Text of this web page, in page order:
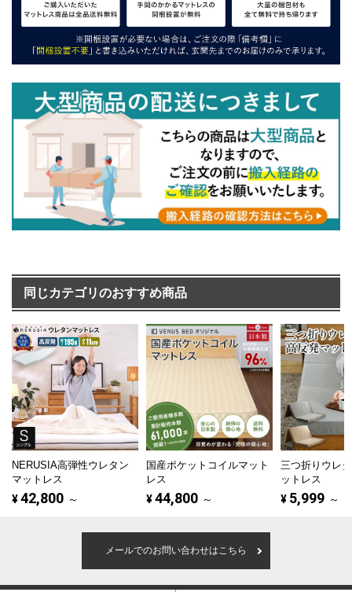
同じカテゴリのおすすめ商品
NERUSIA高弾性ウレタン
マットレス
¥42,800 ～
国産ポケットコイルマット
レス
¥44,800 ～
三つ折りウレ
ットレス
¥ 5,999 ～
メールでのお問い合わせはこちら